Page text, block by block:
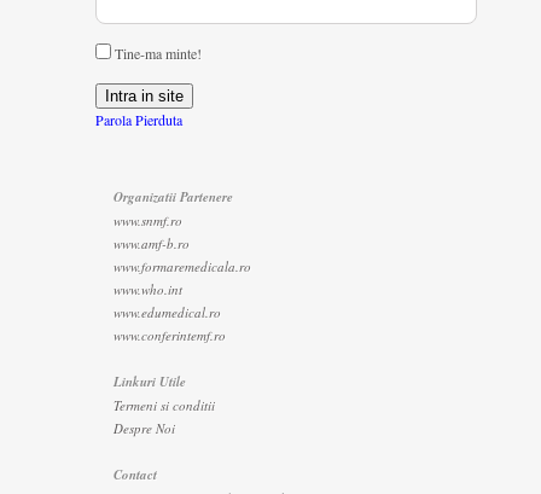
Tine-ma minte!
Parola Pierduta
Organizatii Partenere
www.snmf.ro
www.amf-b.ro
www.formaremedicala.ro
www.who.int
www.edumedical.ro
www.conferintemf.ro
Linkuri Utile
Termeni si conditii
Despre Noi
Contact